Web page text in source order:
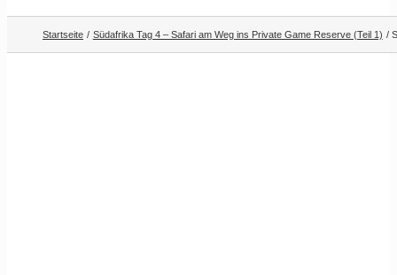
Startseite Südafrika Tag 4 – Safari am Weg ins Private Game Reserve (Teil 1)